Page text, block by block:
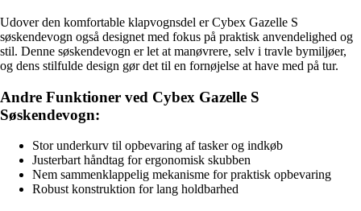
Udover den komfortable klapvognsdel er Cybex Gazelle S
søskendevogn også designet med fokus på praktisk anvendelighed og
stil. Denne søskendevogn er let at manøvrere, selv i travle bymiljøer,
og dens stilfulde design gør det til en fornøjelse at have med på tur.
Andre Funktioner ved Cybex Gazelle S
Søskendevogn:
Stor underkurv til opbevaring af tasker og indkøb
Justerbart håndtag for ergonomisk skubben
Nem sammenklappelig mekanisme for praktisk opbevaring
Robust konstruktion for lang holdbarhed